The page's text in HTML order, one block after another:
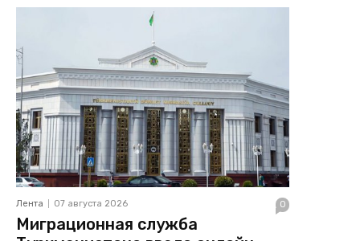
Лента 07 августа 2026 0
Миграционная служба